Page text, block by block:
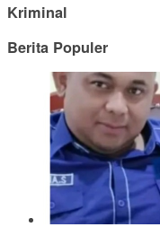
Kriminal
Berita Populer